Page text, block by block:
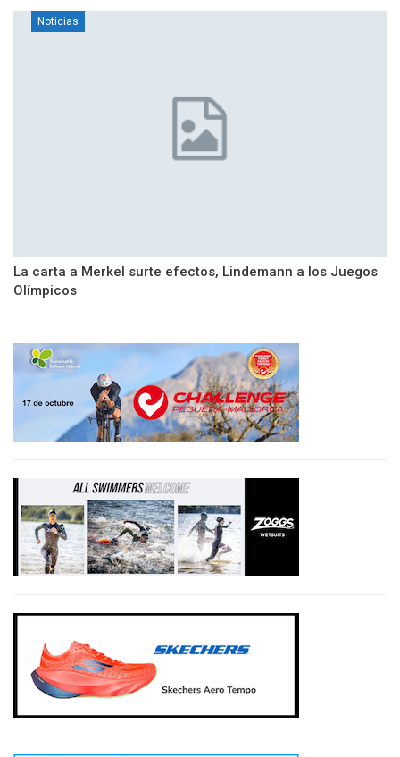
Noticias
La carta a Merkel surte efectos, Lindemann a los Juegos
Olímpicos